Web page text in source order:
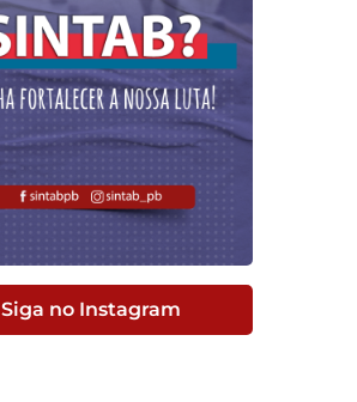
Siga no Instagram